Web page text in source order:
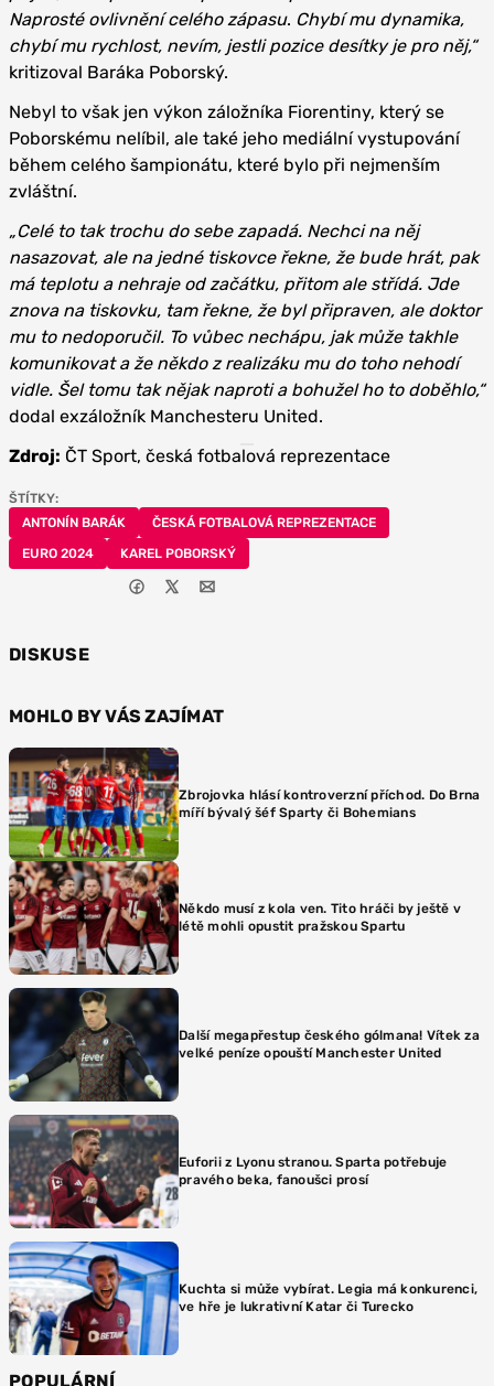
Naprosté ovlivnění celého zápasu. Chybí mu dynamika,
chybí mu rychlost, nevím, jestli pozice desítky je pro něj,“
kritizoval Baráka Poborský.
Nebyl to však jen výkon záložníka Fiorentiny, který se
Poborskému nelíbil, ale také jeho mediální vystupování
během celého šampionátu, které bylo při nejmenším
zvláštní.
„Celé to tak trochu do sebe zapadá. Nechci na něj
nasazovat, ale na jedné tiskovce řekne, že bude hrát, pak
má teplotu a nehraje od začátku, přitom ale střídá. Jde
znova na tiskovku, tam řekne, že byl připraven, ale doktor
mu to nedoporučil. To vůbec nechápu, jak může takhle
komunikovat a že někdo z realizáku mu do toho nehodí
vidle. Šel tomu tak nějak naproti a bohužel ho to doběhlo,“
dodal exzáložník Manchesteru United.
Zdroj: ČT Sport, česká fotbalová reprezentace
ŠTÍTKY:
ANTONÍN BARÁK
ČESKÁ FOTBALOVÁ REPREZENTACE
EURO 2024
KAREL POBORSKÝ
DISKUSE
MOHLO BY VÁS ZAJÍMAT
Zbrojovka hlásí kontroverzní příchod. Do Brna
míří bývalý šéf Sparty či Bohemians
Někdo musí z kola ven. Tito hráči by ještě v
létě mohli opustit pražskou Spartu
Další megapřestup českého gólmana! Vítek za
velké peníze opouští Manchester United
Euforii z Lyonu stranou. Sparta potřebuje
pravého beka, fanoušci prosí
Kuchta si může vybírat. Legia má konkurenci,
ve hře je lukrativní Katar či Turecko
POPULÁRNÍ